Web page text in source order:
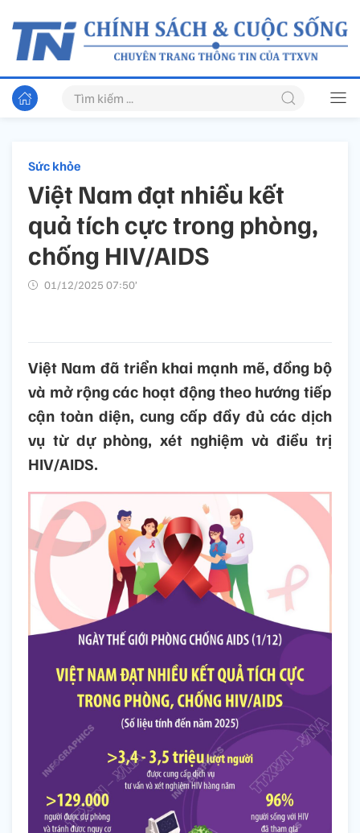
Sức khỏe
Việt Nam đạt nhiều kết
quả tích cực trong phòng,
chống HIV/AIDS
01/12/2025 07:50’
Việt Nam đã triển khai mạnh mẽ, đồng bộ
và mở rộng các hoạt động theo hướng tiếp
cận toàn diện, cung cấp đầy đủ các dịch
vụ từ dự phòng, xét nghiệm và điều trị
HIV/AIDS.